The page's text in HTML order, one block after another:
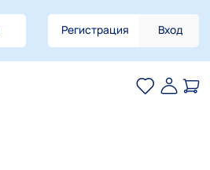
Регистрация Вход